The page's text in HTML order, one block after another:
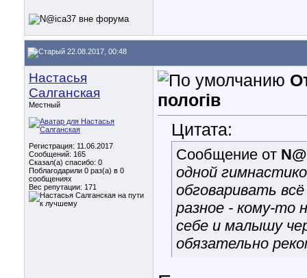
22.08.2017, 00:48
Настасья
Салганская
Местный
Регистрация: 11.06.2017
Сообщений: 165
Сказал(а) спасибо: 0
Поблагодарили 0 раз(а) в 0
сообщениях
Вес репутации: 171
пологів
Цитата:
Сообщение от
одной
обговаривать
разное - кому-то
себе и малышу
обязательно